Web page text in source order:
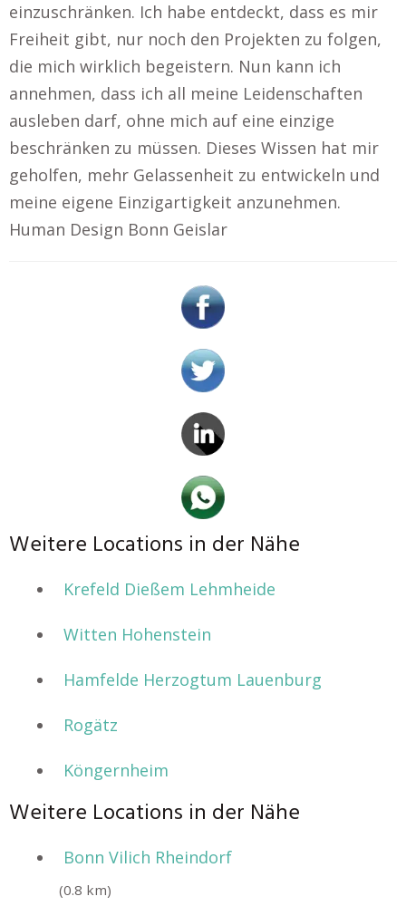
einzuschränken. Ich habe entdeckt, dass es mir
Freiheit gibt, nur noch den Projekten zu folgen,
die mich wirklich begeistern. Nun kann ich
annehmen, dass ich all meine Leidenschaften
ausleben darf, ohne mich auf eine einzige
beschränken zu müssen. Dieses Wissen hat mir
geholfen, mehr Gelassenheit zu entwickeln und
meine eigene Einzigartigkeit anzunehmen.
Human Design Bonn Geislar
Weitere Locations in der Nähe
Krefeld Dießem Lehmheide
Witten Hohenstein
Hamfelde Herzogtum Lauenburg
Rogätz
Köngernheim
Weitere Locations in der Nähe
Bonn Vilich Rheindorf
(0.8 km)